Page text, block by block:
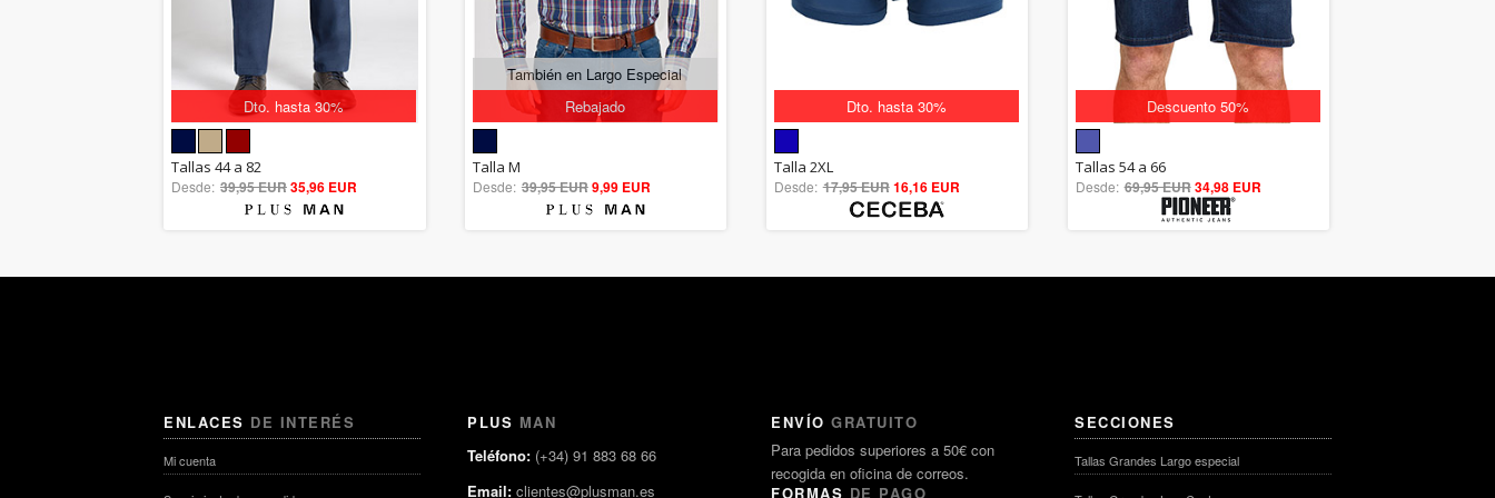
Dto. hasta 30%
5.00
out of 5
Tallas 44 a 82
Desde: 39,95 EUR35,96 EUR
Rebajado
También en Largo Especial
out of 5
Talla M
Desde: 39,95 EUR9,99 EUR
Dto. hasta 30%
out of 5
Talla 2XL
Desde: 17,95 EUR16,16 EUR
Descuento 50%
5.00
out of 5
Tallas 54 a 66
Desde: 69,95 EUR34,98 EUR
ENLACES DE INTERÉS
Mi cuenta
PLUS MAN
Teléfono: (+34) 91 883 68 66
Email: clientes@plusman.es
ENVÍO GRATUITO
Para pedidos superiores a 50€ con
recogida en oficina de correos.
FORMAS DE PAGO
SECCIONES
Tallas Grandes Largo especial